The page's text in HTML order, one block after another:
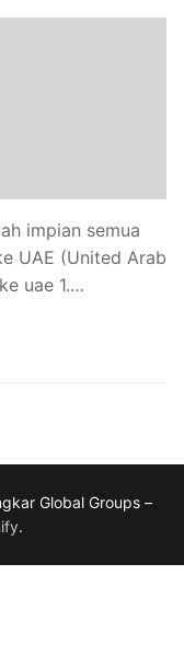
impian semua
UAE (United Arab
uae 1.…
Global Groups –
.